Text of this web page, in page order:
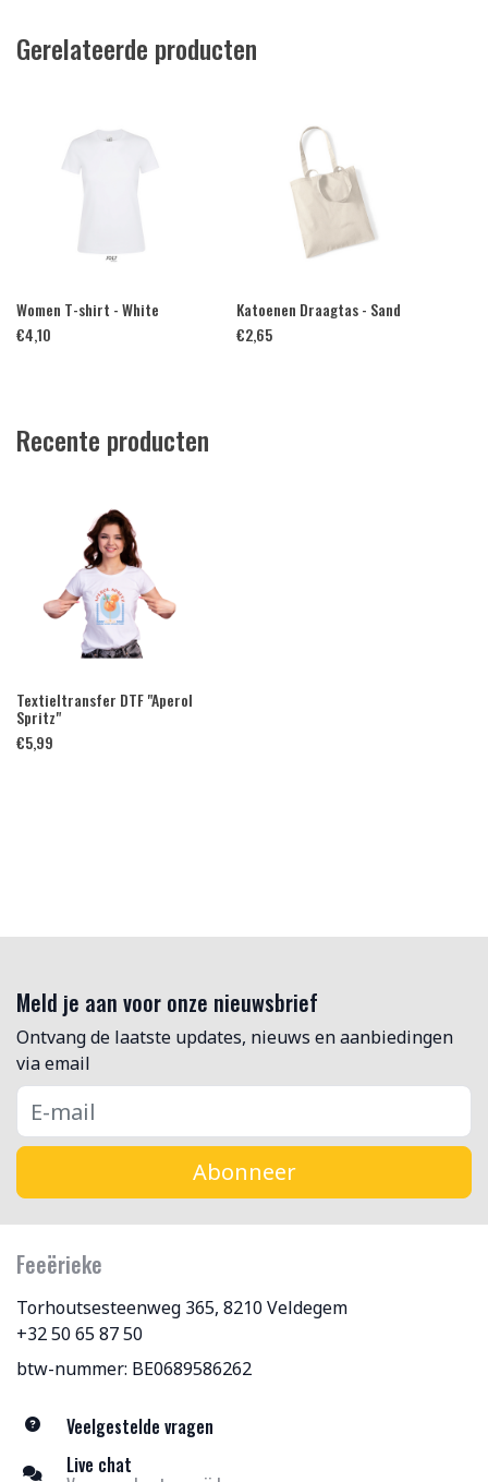
Gerelateerde producten
Women T-shirt - White
€4,10
Katoenen Draagtas - Sand
€2,65
Recente producten
Textieltransfer DTF "Aperol
Spritz"
€5,99
Meld je aan voor onze nieuwsbrief
Ontvang de laatste updates, nieuws en aanbiedingen
via email
Abonneer
Feeërieke
Torhoutsesteenweg 365, 8210 Veldegem
+32 50 65 87 50
btw-nummer: BE0689586262
Veelgestelde vragen
Live chat